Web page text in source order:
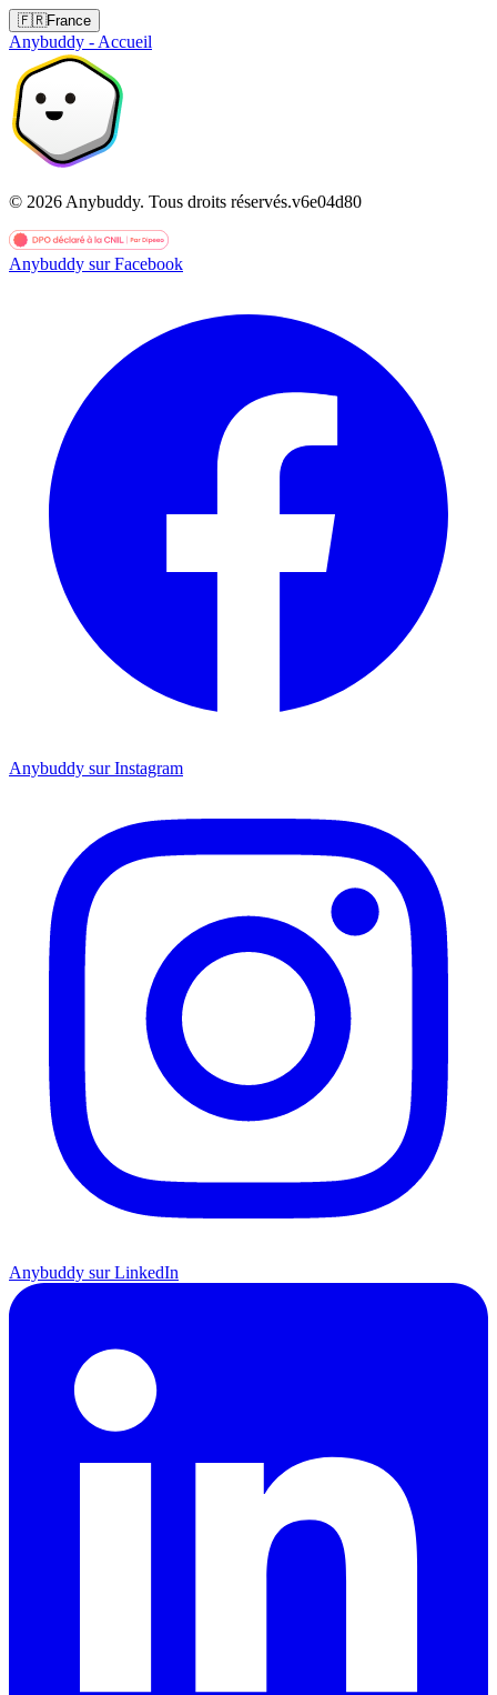
🇫🇷France
Anybuddy - Accueil
© 2026 Anybuddy. Tous droits réservés.v6e04d80
Anybuddy sur Facebook
Anybuddy sur Instagram
Anybuddy sur LinkedIn